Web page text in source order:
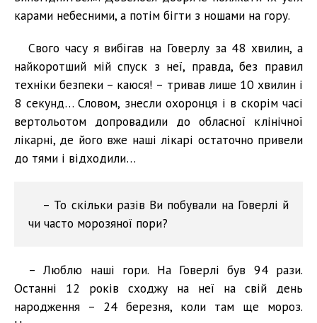
карами небесними, а потім бігти з ношами на гору.
Свого часу я вибігав на Говерлу за 48 хвилин, а
найкоротший мій спуск з неї, правда, без правил
техніки безпеки – каюся! – тривав лише 10 хвилин і
8 секунд… Словом, знесли охоронця і в скорім часі
вертольотом допровадили до обласної клінічної
лікарні, де його вже наші лікарі остаточно привели
до тями і відходили…
– То скільки разів Ви побували на Говерлі й
чи часто морозяної пори?
– Люблю наші гори. На Говерлі був 94 рази.
Останні 12 років сходжу на неї на свій день
народження – 24 березня, коли там ще мороз.